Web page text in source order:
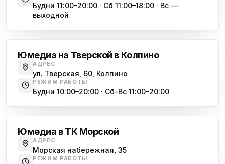
Будни 11:00–20:00 · Сб 11:00–18:00 · Вс —
выходной
Юмедиа на Тверской в Колпино
АДРЕС
ул. Тверская, 60, Колпино
РЕЖИМ РАБОТЫ
Будни 10:00–20:00 · Сб–Вс 11:00–20:00
Юмедиа в ТК Морской
АДРЕС
Морская набережная, 35
РЕЖИМ РАБОТЫ